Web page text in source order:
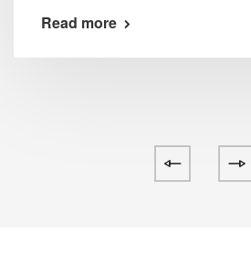
Read more